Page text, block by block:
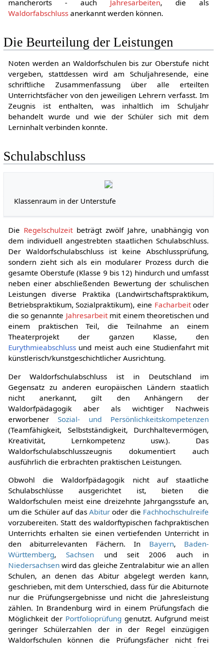
mancherorts - auch Jahresarbeiten, die als
Waldorfabschlussanerkannt werden können.
Die Beurteilung der Leistungen
Noten werden an Waldorfschulen bis zur Oberstufe nicht
vergeben, stattdessen wird am Schuljahresende, eine
schriftliche Zusammenfassung über alle erteilten
Unterrichtsfächer von den jeweiligen Lehrern verfasst. Im
Zeugnis ist enthalten, was inhaltlich im Schuljahr
behandelt wurde und wie der Schüler sich mit dem
Lerninhalt verbinden konnte.
Schulabschluss
Klassenraum in der Unterstufe
Die Regelschulzeitbeträgt zwölf Jahre, unabhängig von
dem individuell angestrebten staatlichen Schulabschluss.
Der Waldorfschulabschluss ist keine Abschlussprüfung,
sondern zieht sich als ein modularer Prozess durch die
gesamte Oberstufe (Klasse 9 bis 12) hindurch und umfasst
neben einer abschließenden Bewertung der schulischen
Leistungen diverse Praktika (Landwirtschaftspraktikum,
Betriebspraktikum, Sozialpraktikum), eine Facharbeitoder
die so genannte Jahresarbeitmit einem theoretischen und
einem praktischen Teil, die Teilnahme an einem
Theaterprojekt der ganzen Klasse, den
Eurythmieabschlussund meist auch eine Studienfahrt mit
künstlerisch/kunstgeschichtlicher Ausrichtung.
Der Waldorfschulabschluss ist in Deutschland im
Gegensatz zu anderen europäischen Ländern staatlich
nicht anerkannt, gilt den Anhängern der
Waldorfpädagogik aber als wichtiger Nachweis
erworbener Sozial- und Persönlichkeitskompetenzen
(Teamfähigkeit, Selbstständigkeit, Durchhaltevermögen,
Kreativität, Lernkompetenz usw.). Das
Waldorfschulabschlusszeugnis dokumentiert auch
ausführlich die erbrachten praktischen Leistungen.
Obwohl die Waldorfpädagogik nicht auf staatliche
Schulabschlüsse ausgerichtet ist, bieten die
Waldorfschulen meist eine dreizehnte Jahrgangsstufe an,
um die Schüler auf das Abituroder die Fachhochschulreife
vorzubereiten. Statt des waldorftypischen fachpraktischen
Unterrichts erhalten sie einen vertiefenden Unterricht in
den abiturrelevanten Fächern. In Bayern, Baden-
Württemberg,Sachsen und seit 2006 auch in
Niedersachsenwird das gleiche Zentralabitur wie an allen
Schulen, an denen das Abitur abgelegt werden kann,
geschrieben, mit dem Unterschied, dass für die Abiturnote
nur die Prüfungsergebnisse und nicht die Jahresleistung
zählen. In Brandenburg wird in einem Prüfungsfach die
Möglichkeit der Portfolioprüfung genutzt. Aufgrund meist
geringer Schülerzahlen der in der Regel einzügigen
Waldorfschulen können die Prüfungsfächer nicht frei